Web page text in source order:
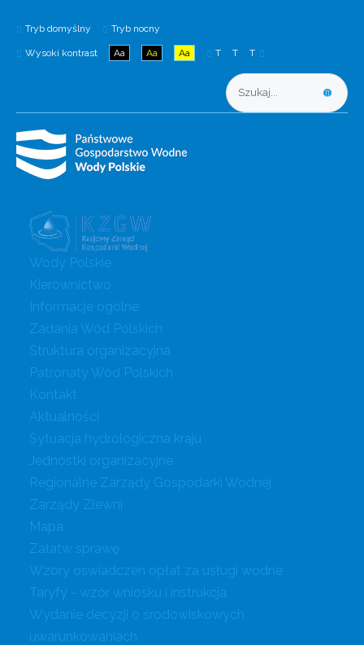
Tryb domyślny Tryb nocny
Wysoki kontrast Aa Aa Aa T T T
Wody Polskie
Kierownictwo
Informacje ogólne
Zadania Wód Polskich
Struktura organizacyjna
Patronaty Wód Polskich
Kontakt
Aktualności
Sytuacja hydrologiczna kraju
Jednostki organizacyjne
Regionalne Zarządy Gospodarki Wodnej
Zarządy Zlewni
Mapa
Załatw sprawę
Wzory oświadczeń opłat za usługi wodne
Taryfy - wzór wniosku i instrukcja
Wydanie decyzji o środowiskowych
uwarunkowaniach